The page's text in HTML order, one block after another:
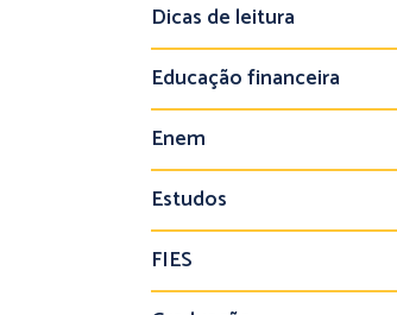
Dicas de leitura
Educação financeira
Enem
Estudos
FIES